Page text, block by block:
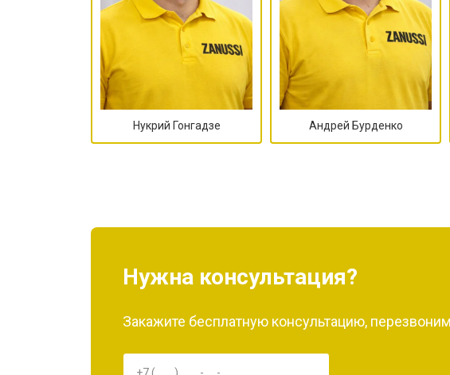
Нукрий Гонгадзе Андрей Бурденко
Нужна консультация?
Закажите бесплатную консультацию,